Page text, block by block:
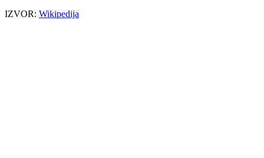
IZVOR: Wikipedija